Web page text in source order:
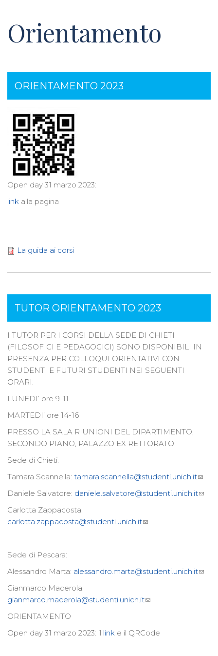
Orientamento
ORIENTAMENTO 2023
Open day 31 marzo 2023:
link alla pagina
La guida ai corsi
TUTOR ORIENTAMENTO 2023
I TUTOR PER I CORSI DELLA SEDE DI CHIETI
(FILOSOFICI E PEDAGOGICI) SONO DISPONIBILI IN
PRESENZA PER COLLOQUI ORIENTATIVI CON
STUDENTI E FUTURI STUDENTI NEI SEGUENTI
ORARI:
LUNEDI’ ore 9-11
MARTEDI’ ore 14-16
PRESSO LA SALA RIUNIONI DEL DIPARTIMENTO,
SECONDO PIANO, PALAZZO EX RETTORATO.
Sede di Chieti:
Tamara Scannella: tamara.scannella@studenti.unich.it
Daniele Salvatore: daniele.salvatore@studenti.unich.it
Carlotta Zappacosta:
carlotta.zappacosta@studenti.unich.it
Sede di Pescara:
Alessandro Marta: alessandro.marta@studenti.unich.it
Gianmarco Macerola:
gianmarco.macerola@studenti.unich.it
ORIENTAMENTO
Open day 31 marzo 2023: il link e il QRCode